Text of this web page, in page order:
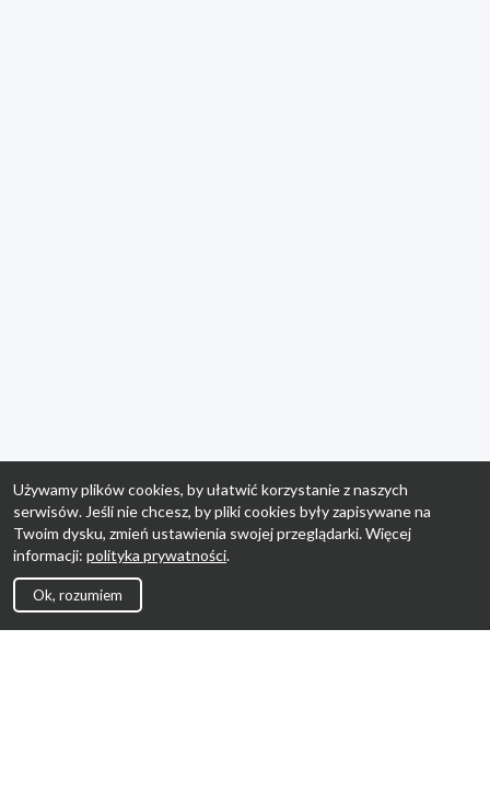
Używamy plików cookies, by ułatwić korzystanie z naszych
serwisów. Jeśli nie chcesz, by pliki cookies były zapisywane na
Twoim dysku, zmień ustawienia swojej przeglądarki. Więcej
informacji: polityka prywatności.
Ok, rozumiem